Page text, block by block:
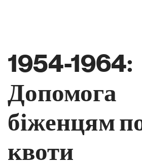
1954-1964:
Допомога
біженцям
квоти